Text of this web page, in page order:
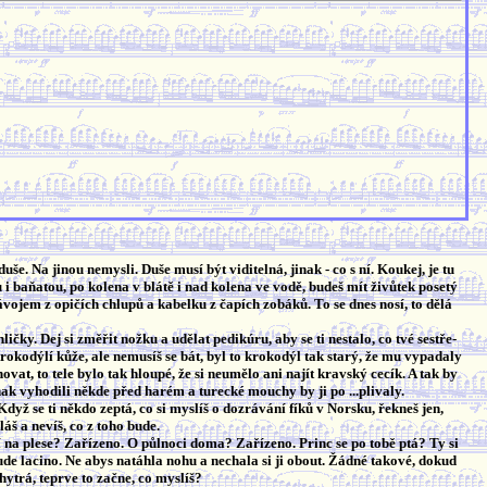
Na jinou nemysli. Duše musí být viditelná, jinak - co s ní. Koukej, je tu
po kolena v blátě i nad kolena ve vodě, budeš mít živůtek posetý
z opičích chlupů a kabelku z čapích zobáků. To se dnes nosí, to dělá
Dej si změřit nožku a udělat pedikúru, aby se ti nestalo, co tvé sestře-
kůže, ale nemusíš se bát, byl to krokodýl tak starý, že mu vypadaly
to tele bylo tak hloupé, že si neumělo ani najít kravský cecík. A tak by
vyhodili někde před harém a turecké mouchy by ji po ...plivaly.
se ti někdo zeptá, co si myslíš o dozrávání fíků v Norsku, řekneš jen,
a nevíš, co z toho bude.
plese? Zařízeno. O půlnoci doma? Zařízeno. Princ se po tobě ptá? Ty si
lacino. Ne abys natáhla nohu a nechala si ji obout. Žádné takové, dokud
teprve to začne, co myslíš?